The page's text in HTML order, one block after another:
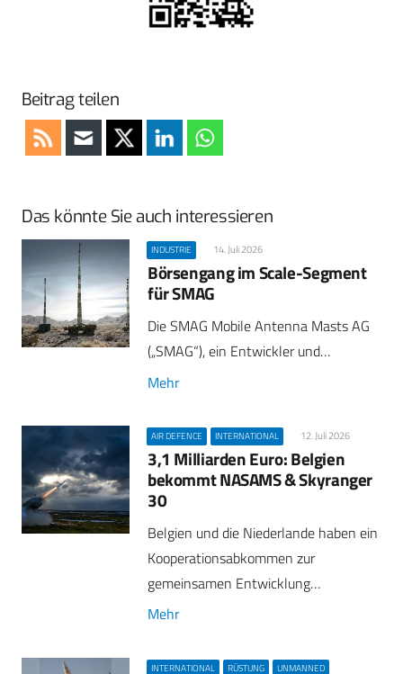
Beitrag teilen
Das könnte Sie auch interessieren
INDUSTRIE 14. Juli 2026
Börsengang im Scale-Segment
für SMAG
Die SMAG Mobile Antenna Masts AG
(„SMAG“), ein Entwickler und…
Mehr
AIR DEFENCE INTERNATIONAL 12. Juli 2026
3,1 Milliarden Euro: Belgien
bekommt NASAMS & Skyranger
30
Belgien und die Niederlande haben ein
Kooperationsabkommen zur
gemeinsamen Entwicklung…
Mehr
INTERNATIONAL RÜSTUNG UNMANNED